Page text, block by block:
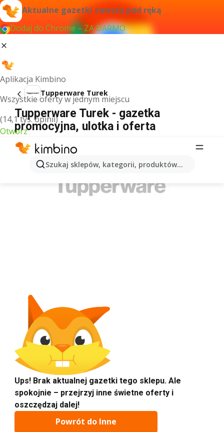
Aktualne gazetki zawsze pod ręką
Dodaj do Chrome – ZA DARMO
Aplikacja Kimbino
Wszystkie oferty w jednym miejscu
(14,1 tys. opinii)
Otwórz
Szukaj sklepów, kategorii, produktów...
Tupperware Turek
Tupperware Turek - gazetka
promocyjna, ulotka i oferta
Ups! Brak aktualnej gazetki tego sklepu. Ale
spokojnie – przejrzyj inne świetne oferty i
oszczędzaj dalej!
Powrót do Inne